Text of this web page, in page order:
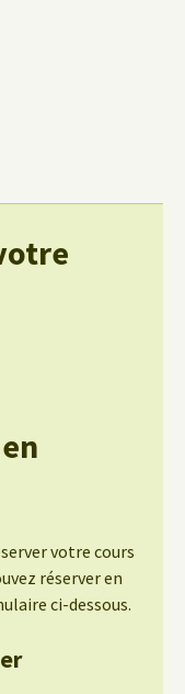
votre cours
réserver en
ci-dessous.